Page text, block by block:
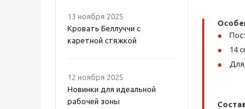
13 ноября 2025
Кровать Беллуччи с
каретной стяжкой
12 ноября 2025
Новинки для идеальной
рабочей зоны
14